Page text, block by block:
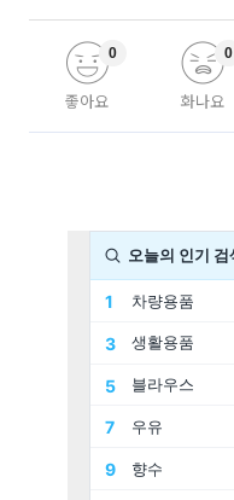
좋아요
0
화나요
0